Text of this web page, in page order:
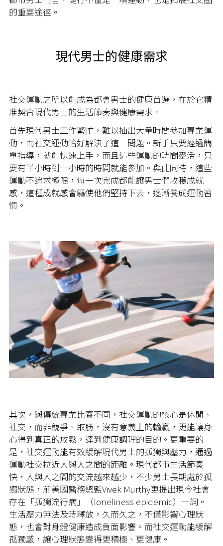
的重要途徑。
現代男士的健康需求
社交運動之所以能成為都會男士的健康首選，在於它精
准契合現代男士的生活節奏與健康需求。
首先現代男士工作繁忙，難以抽出大量時間參加專業運
動，而社交運動恰好解決了這一問題。新手只要經過簡
單指導，就能快速上手，而且這些運動的時間靈活，只
要有半小時到一小時的時間就能參加。與此同時，這些
運動不追求極限，每一次完成都能讓男士們收穫成就
感，這種成就感會驅使他們堅持下去，逐漸養成運動習
慣。
其次，與傳統專業比賽不同，社交運動的核心是休閒、
社交，而非競爭、取勝，沒有意義上的輸贏，更能讓身
心得到真正的放鬆，達到健康調理的目的。更重要的
是，社交運動能有效緩解現代男士的孤獨與壓力，通過
運動社交拉近人與人之間的距離。現代都市生活節奏
快，人與人之間的交流越來越少，不少男士長期處於孤
獨狀態，前美國醫務總監Vivek Murthy更提出現今社會
存在「孤獨流行病」（loneliness epidemic）一詞。
生活壓力無法及時釋放，久而久之，不僅影響心理狀
態，也會對身體健康造成負面影響。而社交運動能緩解
孤獨感，讓心理狀態變得更積極、更健康。